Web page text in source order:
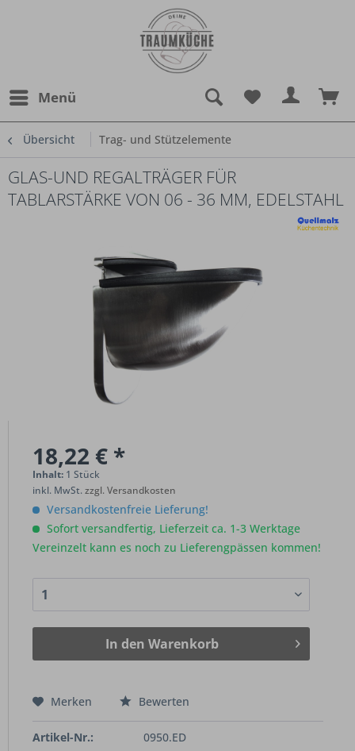
Menü
Übersicht Trag- und Stützelemente
GLAS-UND REGALTRÄGER FÜR
TABLARSTÄRKE VON 06 - 36 MM, EDELSTAHL
18,22 € *
Inhalt: 1 Stück
inkl. MwSt.zzgl. Versandkosten
Versandkostenfreie Lieferung!
Sofort versandfertig, Lieferzeit ca. 1-3 Werktage
Vereinzelt kann es noch zu Lieferengpässen kommen!
In den Warenkorb
Merken Bewerten
Artikel-Nr.:
0950.ED